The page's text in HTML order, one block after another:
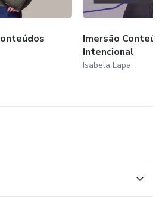
Imersão Conteúdo
Intencional
Isabela Lapa